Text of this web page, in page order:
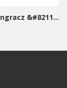
j(A)zz! | Pongracz &#8211;...